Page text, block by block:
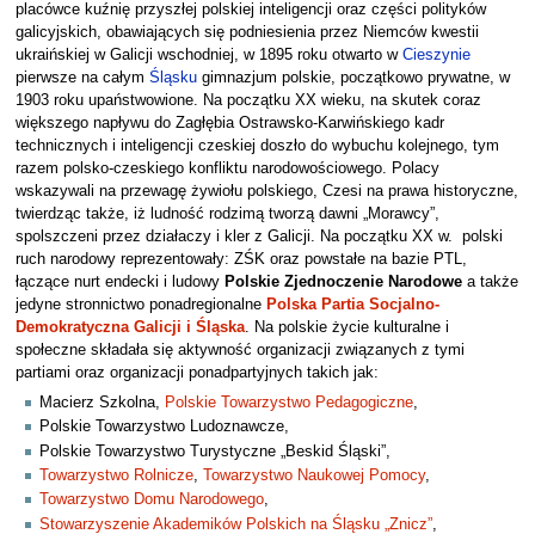
placówce kuźnię przyszłej polskiej inteligencji oraz części polityków
galicyjskich, obawiających się podniesienia przez Niemców kwestii
ukraińskiej w Galicji wschodniej, w 1895 roku otwarto w Cieszynie
pierwsze na całym Śląskugimnazjum polskie, początkowo prywatne, w
1903 roku upaństwowione. Na początku XX wieku, na skutek coraz
większego napływu do Zagłębia Ostrawsko-Karwińskiego kadr
technicznych i inteligencji czeskiej doszło do wybuchu kolejnego, tym
razem polsko-czeskiego konfliktu narodowościowego. Polacy
wskazywali na przewagę żywiołu polskiego, Czesi na prawa historyczne,
twierdząc także, iż ludność rodzimą tworzą dawni „Morawcy”,
spolszczeni przez działaczy i kler z Galicji. Na początku XX w. polski
ruch narodowy reprezentowały: ZŚK oraz powstałe na bazie PTL,
łączące nurt endecki i ludowy Polskie Zjednoczenie Narodowea także
jedyne stronnictwo ponadregionalne Polska Partia Socjalno-
Demokratyczna Galicji i Śląska. Na polskie życie kulturalne i
społeczne składała się aktywność organizacji związanych z tymi
partiami oraz organizacji ponadpartyjnych takich jak:
Macierz Szkolna, Polskie Towarzystwo Pedagogiczne,
Polskie Towarzystwo Ludoznawcze,
Polskie Towarzystwo Turystyczne „Beskid Śląski”,
Towarzystwo Rolnicze, Towarzystwo Naukowej Pomocy,
Towarzystwo Domu Narodowego,
Stowarzyszenie Akademików Polskich na Śląsku „Znicz”